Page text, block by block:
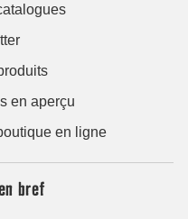
en aperçu
en ligne
bref